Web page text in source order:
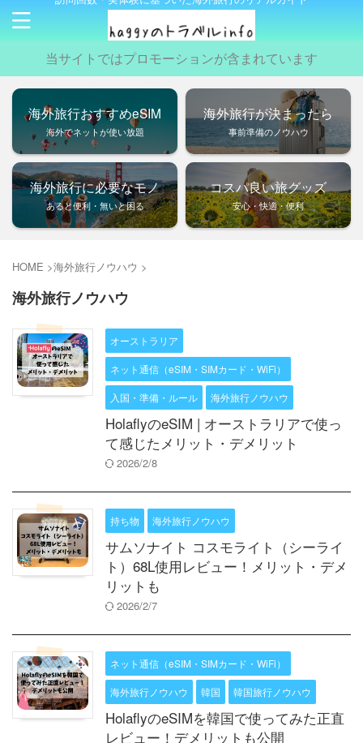
当サイトではプロモーションが含まれています
海外旅行おすすめeSIM
海外でネットが使い放題
海外旅行が決まったら
事前準備のノウハウ
海外旅行に必要なモノ
あると便利・無いと困る
コスパ良い旅グッズ
安心・快適・便利
HOME >海外旅行ノウハウ >
海外旅行ノウハウ
オーストラリア
ネット通信（eSIM・SIMカード・WiFi）
入国・準備・ルール 海外旅行ノウハウ
HolaflyのeSIM | オーストラリアで使っ
て感じたメリット・デメリット
2026/2/8
持ち物 海外旅行ノウハウ
サムソナイト コスモライト（シーライ
ト）68L使用レビュー！メリット・デメ
リットも
2026/2/7
ネット通信（eSIM・SIMカード・WiFi）
海外旅行ノウハウ 韓国 韓国旅行ノウハウ
HolaflyのeSIMを韓国で使ってみた正直
レビュー！デメリットも公開